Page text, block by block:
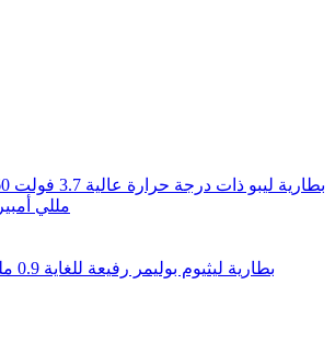
بطارية ليبو ذات درجة حرارة عالية 3.7 فولت 160 مللي أمبير في الساعة 0.592 وات في الساعة
مللي أمبير
بطارية ليثيوم بوليمر رفيعة للغاية 0.9 ملم